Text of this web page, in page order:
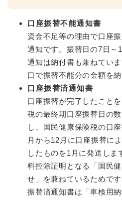
口座振替不能通知書
資金不足等の理由で口座
通知です。振替日の7日～
通知は納付書も兼ねてい
口で振替不能分の金額を納
口座振替済通知書
口座振替が完了したこと
税の最終期口座振替日の
し、国民健康保険税の口
月から12月に口座振替に
したものを1月に発送しま
料控除証明となる「国民
せ」を兼ねているためで
振替済通知書は「車検用